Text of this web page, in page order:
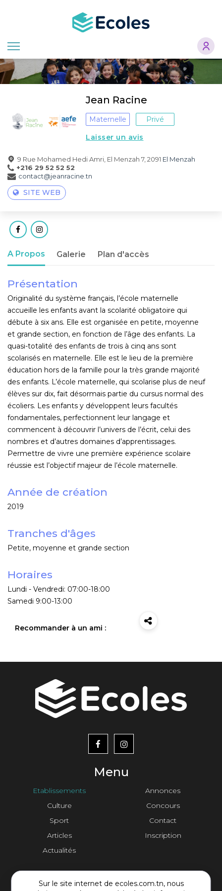
principal
Jean Racine
Maternelle
Privé
Laisser un avis
9 Rue Mohamed Hedi Amri, El Menzah 7, 2091 El Menzah
+216 29 52 52 52
contact@jeanracine.tn
SITE WEB
A Propos Galerie Plan d'accès
Présentation
Originalité du système français, l’école maternelle
accueille les enfants avant la scolarité obligatoire qui
débute à six ans. Elle est organisée en petite, moyenne
et grande section, en fonction de l’âge des enfants. La
quasi-totalité des enfants de trois à cinq ans sont
scolarisés en maternelle. Elle est le lieu de la première
éducation hors de la famille pour la très grande majorité
des enfants. L’école maternelle, qui scolarise plus de neuf
élèves sur dix, fait désormais partie du cursus normal des
écoliers. Les enfants y développent leurs facultés
fondamentales, perfectionnent leur langage et
commencent à découvrir l’univers de l’écrit, celui des
nombres et d’autres domaines d’apprentissages.
Permettre de vivre une première expérience scolaire
réussie est l’objectif majeur de l’école maternelle.
Année de création
2019
Tranches d'âges
Petite, moyenne et grande section
Horaires
Lundi - Vendredi: 07:00-18:00
Samedi 9:00-13:00
Recommander à un ami :
Sur le site internet de ecoles.com.tn, nous
Menu
Etablissements
Culture
Sport
Articles
Actualités
menu
footer2
Annonces
Concours
Contact
Inscription
Contact Plateforme